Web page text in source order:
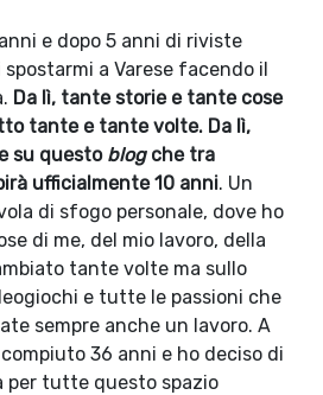
e dopo 5 anni di riviste
a Varese facendo il
Da lì, tante storie e tante cose
tante e tante volte. Da lì,
su questo blogche tra
ufficialmente 10 anni. Un
di sfogo personale, dove ho
di me, del mio lavoro, della
tante volte ma sullo
e tutte le passioni che
sempre anche un lavoro. A
36 anni e ho deciso di
per tutte questo spazio